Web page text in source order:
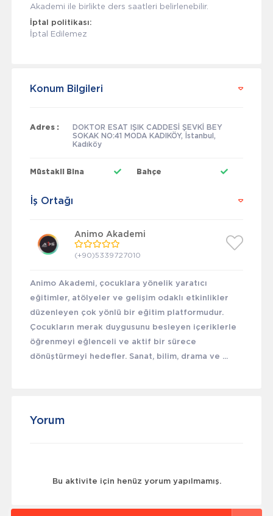
Akademi ile birlikte ders saatleri belirlenebilir.
İptal politikası:
İptal Edilemez
Konum Bilgileri
Adres :
DOKTOR ESAT IŞIK CADDESİ ŞEVKİ BEY
SOKAK NO:41 MODA KADIKÖY, İstanbul,
Kadıköy
Müstakil Bina Bahçe
İş Ortağı
Animo Akademi
(+90)5339727010
Animo Akademi, çocuklara yönelik yaratıcı
eğitimler, atölyeler ve gelişim odaklı etkinlikler
düzenleyen çok yönlü bir eğitim platformudur.
Çocukların merak duygusunu besleyen içeriklerle
öğrenmeyi eğlenceli ve aktif bir sürece
dönüştürmeyi hedefler. Sanat, bilim, drama ve ...
Yorum
Bu aktivite için henüz yorum yapılmamış.